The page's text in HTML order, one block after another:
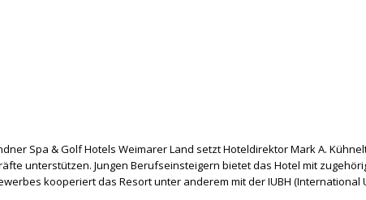
Spa & Golf Hotels Weimarer Land setzt Hoteldirektor Mark A.
unterstützen. Jungen Berufseinsteigern bietet das Hotel mit
kooperiert das Resort unter anderem mit der IUBH (International